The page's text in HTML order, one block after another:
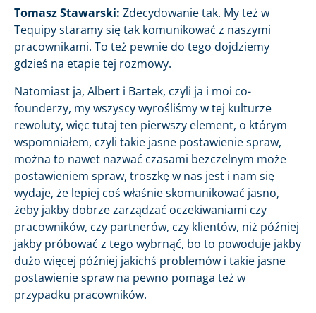
Tomasz Stawarski: Zdecydowanie tak. My też w
Tequipy staramy się tak komunikować z naszymi
pracownikami. To też pewnie do tego dojdziemy
gdzieś na etapie tej rozmowy.
Natomiast ja, Albert i Bartek, czyli ja i moi co-
founderzy, my wszyscy wyrośliśmy w tej kulturze
rewoluty, więc tutaj ten pierwszy element, o którym
wspomniałem, czyli takie jasne postawienie spraw,
można to nawet nazwać czasami bezczelnym może
postawieniem spraw, troszkę w nas jest i nam się
wydaje, że lepiej coś właśnie skomunikować jasno,
żeby jakby dobrze zarządzać oczekiwaniami czy
pracowników, czy partnerów, czy klientów, niż później
jakby próbować z tego wybrnąć, bo to powoduje jakby
dużo więcej później jakichś problemów i takie jasne
postawienie spraw na pewno pomaga też w
przypadku pracowników.